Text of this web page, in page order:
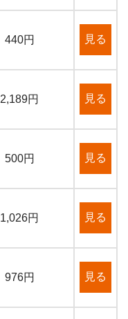
440円 見る
2,189円 見る
500円 見る
1,026円 見る
976円 見る